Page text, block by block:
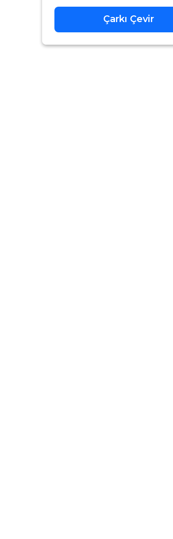
Çarkı Çevir